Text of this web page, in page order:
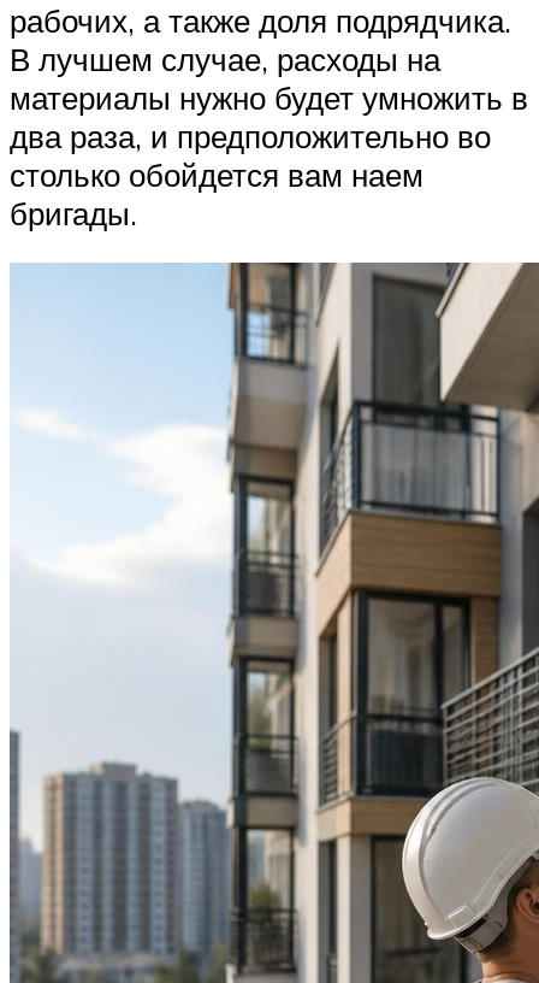
рабочих, а также доля подрядчика.
В лучшем случае, расходы на
материалы нужно будет умножить в
два раза, и предположительно во
столько обойдется вам наем
бригады.